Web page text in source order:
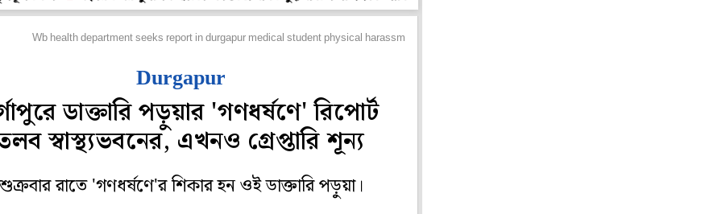
Wb health department seeks report in durgapur medical student physical harassment case
Durgapur
ডাক্তারি পড়ুয়ার 'গণধর্ষণে' রিপোর্ট
স্বাস্থ্যভবনের, এখনও গ্রেপ্তারি শূন্য
রাতে 'গণধর্ষণে'র শিকার হন ওই ডাক্তারি পড়ুয়া।